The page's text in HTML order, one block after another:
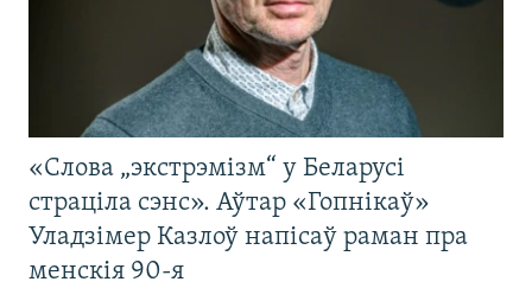
«Слова „экстрэмізм“ у Беларусі
страціла сэнс». Аўтар «Гопнікаў»
Уладзімер Казлоў напісаў раман пра
менскія 90-я